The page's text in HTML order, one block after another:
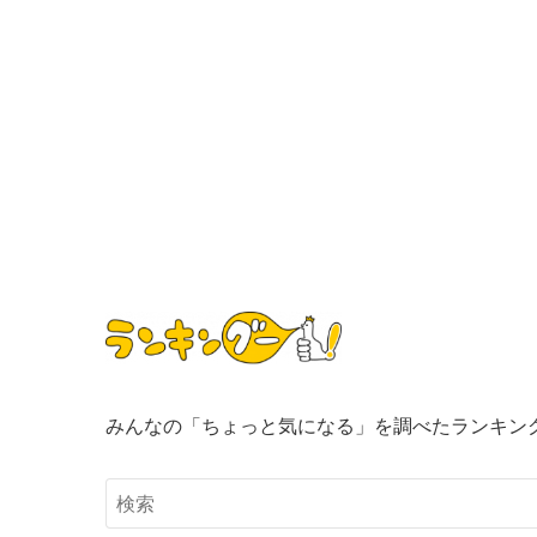
みんなの「ちょっと気になる」を調べたランキン